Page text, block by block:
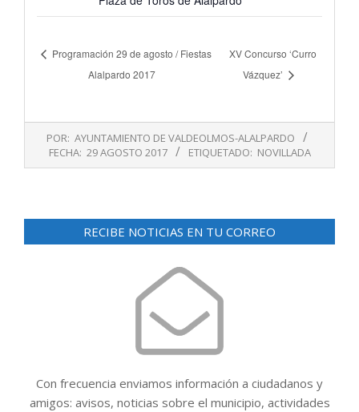
Programación 29 de agosto / Fiestas
Alalpardo 2017
XV Concurso ‘Curro
Vázquez’
POR: AYUNTAMIENTO DE VALDEOLMOS-ALALPARDO
FECHA: 29 AGOSTO 2017 ETIQUETADO: NOVILLADA
RECIBE NOTICIAS EN TU CORREO
Con frecuencia enviamos información a ciudadanos y
amigos: avisos, noticias sobre el municipio, actividades